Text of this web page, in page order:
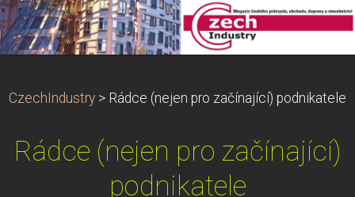
CzechIndustry > Rádce (nejen pro začínající) podnikatele
Rádce (nejen pro začínající)
podnikatele